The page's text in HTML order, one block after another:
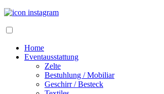
Home
Eventausstattung
Zelte
Bestuhlung / Mobiliar
Geschirr / Besteck